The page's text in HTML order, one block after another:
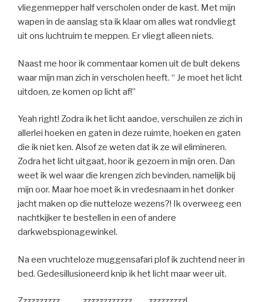
vliegenmepper half verscholen onder de kast. Met mijn
wapen in de aanslag sta ik klaar om alles wat rondvliegt
uit ons luchtruim te meppen. Er vliegt alleen niets.
Naast me hoor ik commentaar komen uit de bult dekens
waar mijn man zich in verscholen heeft. “ Je moet het licht
uitdoen, ze komen op licht af!”
Yeah right! Zodra ik het licht aandoe, verschuilen ze zich in
allerlei hoeken en gaten in deze ruimte, hoeken en gaten
die ik niet ken. Alsof ze weten dat ik ze wil elimineren.
Zodra het licht uitgaat, hoor ik gezoem in mijn oren. Dan
weet ik wel waar die krengen zich bevinden, namelijk bij
mijn oor. Maar hoe moet ik in vredesnaam in het donker
jacht maken op die nutteloze wezens?! Ik overweeg een
nachtkijker te bestellen in een of andere
darkwebspionagewinkel.
Na een vruchteloze muggensafari plof ik zuchtend neer in
bed. Gedesillusioneerd knip ik het licht maar weer uit.